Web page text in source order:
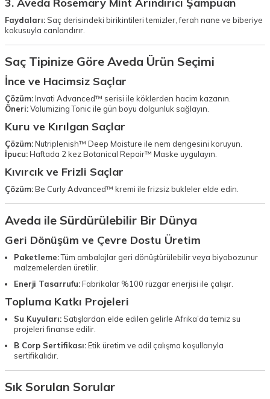
3. Aveda Rosemary Mint Arındırıcı Şampuan
Faydaları: Saç derisindeki birikintileri temizler, ferah nane ve biberiye
kokusuyla canlandırır.
Saç Tipinize Göre Aveda Ürün Seçimi
İnce ve Hacimsiz Saçlar
Çözüm:Invati Advanced™ serisi ile köklerden hacim kazanın.
Öneri:Volumizing Tonic ile gün boyu dolgunluk sağlayın.
Kuru ve Kırılgan Saçlar
Çözüm:Nutriplenish™ Deep Moisture ile nem dengesini koruyun.
İpucu:Haftada 2 kez Botanical Repair™ Maske uygulayın.
Kıvırcık ve Frizli Saçlar
Çözüm:Be Curly Advanced™ kremi ile frizsiz bukleler elde edin.
Aveda ile Sürdürülebilir Bir Dünya
Geri Dönüşüm ve Çevre Dostu Üretim
Paketleme:Tüm ambalajlar geri dönüştürülebilir veya biyobozunur
malzemelerden üretilir.
Enerji Tasarrufu:Fabrikalar %100 rüzgar enerjisi ile çalışır.
Topluma Katkı Projeleri
Su Kuyuları: Satışlardan elde edilen gelirle Afrika’da temiz su
projeleri finanse edilir.
B Corp Sertifikası:Etik üretim ve adil çalışma koşullarıyla
sertifikalıdır.
Sık Sorulan Sorular